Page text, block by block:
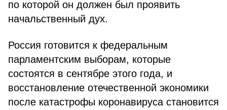
по которой он должен был проявить
начальственный дух.
Россия готовится к федеральным
парламентским выборам, которые
состоятся в сентябре этого года, и
восстановление отечественной экономики
после катастрофы коронавируса становится